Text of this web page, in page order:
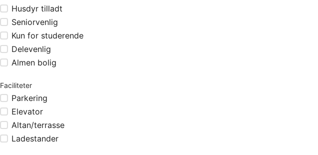
Husdyr tilladt
Seniorvenlig
Kun for studerende
Delevenlig
Almen bolig
Faciliteter
Parkering
Elevator
Altan/terrasse
Ladestander